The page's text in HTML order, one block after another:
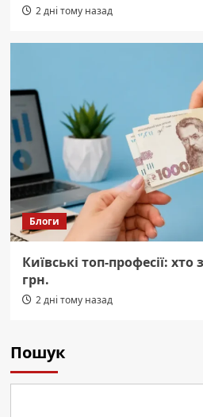
2 дні тому назад
Блоги
Київські топ-професії: хто
грн.
2 дні тому назад
Пошук